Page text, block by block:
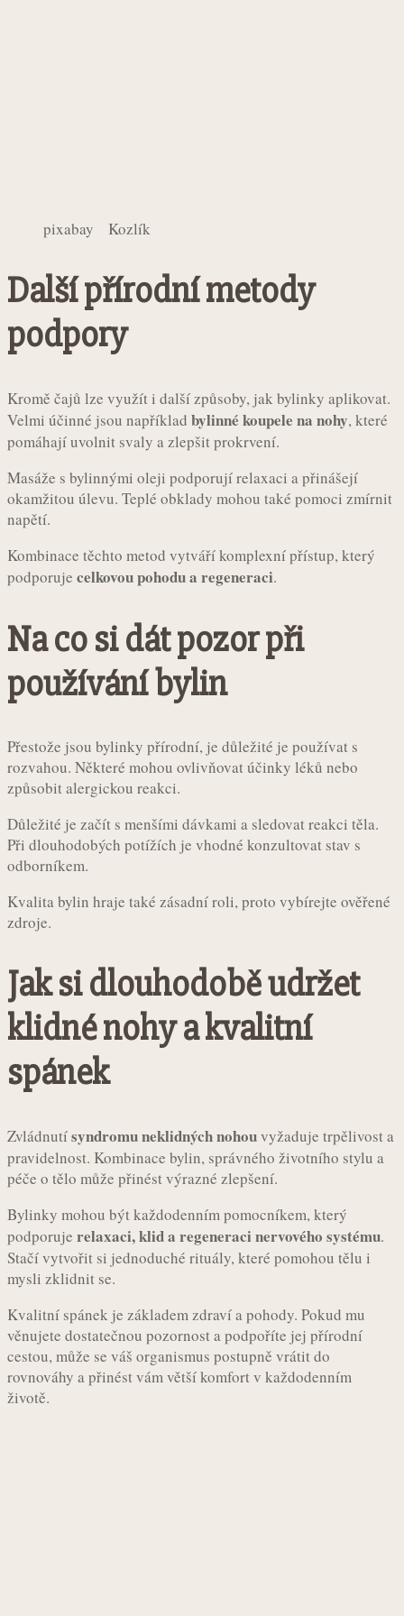
pixabay Kozlík
Další přírodní metody
podpory
Kromě čajů lze využít i další způsoby, jak bylinky aplikovat.
Velmi účinné jsou například bylinné koupele na nohy, které
pomáhají uvolnit svaly a zlepšit prokrvení.
Masáže s bylinnými oleji podporují relaxaci a přinášejí
okamžitou úlevu. Teplé obklady mohou také pomoci zmírnit
napětí.
Kombinace těchto metod vytváří komplexní přístup, který
podporuje celkovou pohodu a regeneraci.
Na co si dát pozor při
používání bylin
Přestože jsou bylinky přírodní, je důležité je používat s
rozvahou. Některé mohou ovlivňovat účinky léků nebo
způsobit alergickou reakci.
Důležité je začít s menšími dávkami a sledovat reakci těla.
Při dlouhodobých potížích je vhodné konzultovat stav s
odborníkem.
Kvalita bylin hraje také zásadní roli, proto vybírejte ověřené
zdroje.
Jak si dlouhodobě udržet
klidné nohy a kvalitní
spánek
Zvládnutísyndromu neklidných nohouvyžaduje trpělivost a
pravidelnost. Kombinace bylin, správného životního stylu a
péče o tělo může přinést výrazné zlepšení.
Bylinky mohou být každodenním pomocníkem, který
podporuje relaxaci, klid a regeneraci nervového systému.
Stačí vytvořit si jednoduché rituály, které pomohou tělu i
mysli zklidnit se.
Kvalitní spánek je základem zdraví a pohody. Pokud mu
věnujete dostatečnou pozornost a podpoříte jej přírodní
cestou, může se váš organismus postupně vrátit do
rovnováhy a přinést vám větší komfort v každodenním
životě.